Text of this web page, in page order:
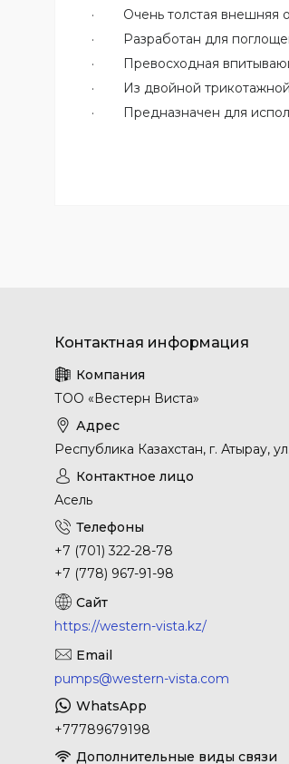
· Очень толстая внешняя
· Разработан для
· Превосходная
· Из двойной трикотажной
· Предназначен для
ТОО «Вестерн Виста»
Республика Казахстан, г. Атырау,
Асель
+7 (701) 322-28-78
+7 (778) 967-91-98
https://western-vista.kz/
pumps@western-vista.com
+77789679198